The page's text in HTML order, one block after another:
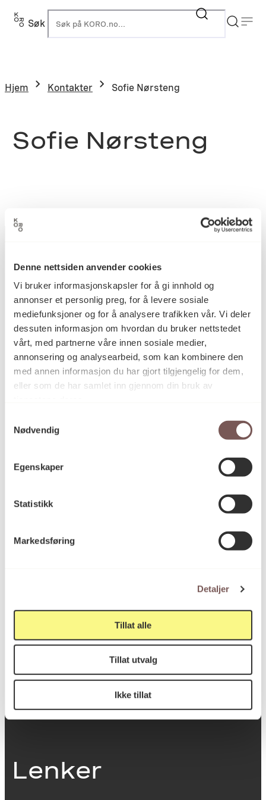
Denne nettsiden anvender cookies
Vi bruker informasjonskapsler for å gi innhold og
annonser et personlig preg, for å levere sosiale
mediefunksjoner og for å analysere trafikken vår. Vi deler
dessuten informasjon om hvordan du bruker nettstedet
vårt, med partnerne våre innen sosiale medier,
annonsering og analysearbeid, som kan kombinere den
med annen informasjon du har gjort tilgjengelig for dem,
eller som de har samlet inn gjennom din bruk av
Nødvendig
Egenskaper
Statistikk
Markedsføring
Detaljer
Tillat alle
Tillat utvalg
Ikke tillat
Søk
Hjem Kontakter Sofie Nørsteng
Sofie Nørsteng
Postadresse
Postboks 6994
St. Olavs plass
0130 Oslo
post@koro.no
Besøksadresse
Victoria Terrasse 11
0251 Oslo
Viktig info
Utbetaling og fakturering
Om opphavsrett
Dokumentasjonsskjema
Last ned logo
Lenker